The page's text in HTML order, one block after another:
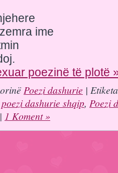
ime
poezinë të plotë
Poezi dashurie |
poezi dashurie shqip, Poezi
| 1 Koment »